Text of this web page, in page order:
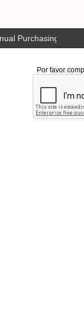
Purchasing Plan
Por favor